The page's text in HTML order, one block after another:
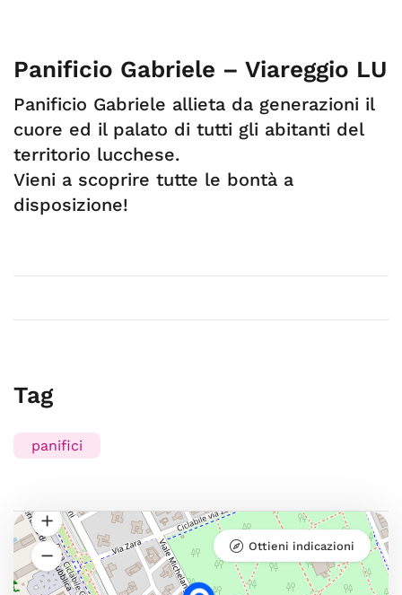
Panificio Gabriele – Viareggio LU
Panificio Gabriele allieta da generazioni il
cuore ed il palato di tutti gli abitanti del
territorio lucchese.
Vieni a scoprire tutte le bontà a
disposizione!
Tag
panifici
Ottieni indicazioni